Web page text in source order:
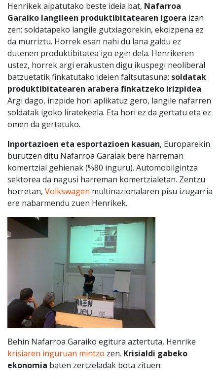
Henrikek aipatutako beste ideia bat, Nafarroa
Garaiko langileen produktibitatearen igoera izan
zen: soldatapeko langile gutxiagorekin, ekoizpena ez
da murriztu. Horrek esan nahi du lana galdu ez
dutenen produktibitatea igo egin dela. Henrikeren
ustez, horrek argi erakusten digu ikuspegi neoliberal
batzuetatik finkatutako ideien faltsutasuna: soldatak
produktibitatearen arabera finkatzeko irizpidea.
Argi dago, irizpide hori aplikatuz gero, langile nafarren
soldatak igoko liratekeela. Eta hori ez da gertatu eta ez
omen da gertatuko.
Inportazioen eta esportazioen kasuan, Europarekin
burutzen ditu Nafarroa Garaiak bere harreman
komertzial gehienak (%80 inguru). Automobilgintza
sektorea da nagusi harreman komertzialetan. Zentzu
horretan, Volkswagen multinazionalaren pisu izugarria
ere nabarmendu zuen Henrikek.
Behin Nafarroa Garaiko egitura aztertuta, Henrike
krisiaren inguruan mintzo zen. Krisialdi gabeko
ekonomia baten zertzeladak bota zituen: